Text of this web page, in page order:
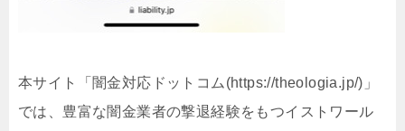
本サイト「闇金対応ドットコム(https://theologia.jp/)」
では、豊富な闇金業者の撃退経験をもつイストワール